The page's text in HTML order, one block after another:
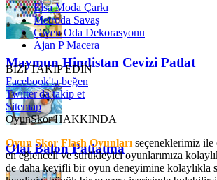
Maymun Hindistan Cevizi Patlat
Olaf Balon Patlatma
Elsa Moda Çarkı
Metroda Savaş
Gwen Oda Dekorasyonu
Ajan P Macera
BİZİ TAKİP EDİN
Facebook'ta beğen
Twitter'da takip et
Sitemap
OyunSkor HAKKINDA
Oyun Skor Flash Oyunları seçeneklerimiz
en eğlenceli ve sürükleyici oyunlarımıza
de daha keyifli bir oyun deneyimine kolaylıkla